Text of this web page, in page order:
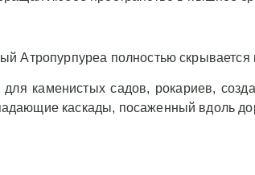
Атропурпуреа полностью
каменистых садов, рокариев,
каскады, посаженный вдоль